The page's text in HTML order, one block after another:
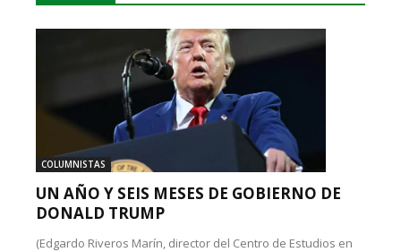
COLUMNISTAS
UN AÑO Y SEIS MESES DE GOBIERNO DE
DONALD TRUMP
(Edgardo Riveros Marín, director del Centro de Estudios en